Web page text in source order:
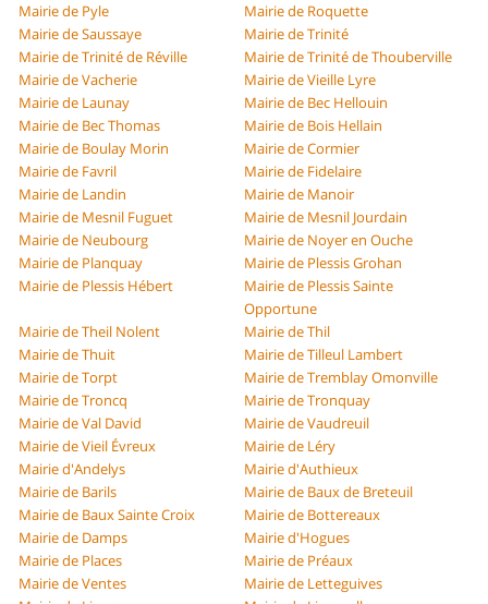
Mairie de Pyle
Mairie de Roquette
Mairie de Saussaye
Mairie de Trinité
Mairie de Trinité de Réville
Mairie de Trinité de Thouberville
Mairie de Vacherie
Mairie de Vieille Lyre
Mairie de Launay
Mairie de Bec Hellouin
Mairie de Bec Thomas
Mairie de Bois Hellain
Mairie de Boulay Morin
Mairie de Cormier
Mairie de Favril
Mairie de Fidelaire
Mairie de Landin
Mairie de Manoir
Mairie de Mesnil Fuguet
Mairie de Mesnil Jourdain
Mairie de Neubourg
Mairie de Noyer en Ouche
Mairie de Planquay
Mairie de Plessis Grohan
Mairie de Plessis Hébert
Mairie de Plessis Sainte
Opportune
Mairie de Theil Nolent
Mairie de Thil
Mairie de Thuit
Mairie de Tilleul Lambert
Mairie de Torpt
Mairie de Tremblay Omonville
Mairie de Troncq
Mairie de Tronquay
Mairie de Val David
Mairie de Vaudreuil
Mairie de Vieil Évreux
Mairie de Léry
Mairie d'Andelys
Mairie d'Authieux
Mairie de Barils
Mairie de Baux de Breteuil
Mairie de Baux Sainte Croix
Mairie de Bottereaux
Mairie de Damps
Mairie d'Hogues
Mairie de Places
Mairie de Préaux
Mairie de Ventes
Mairie de Letteguives